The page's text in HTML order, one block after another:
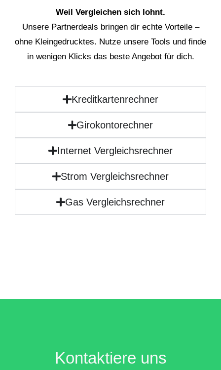
Weil Vergleichen sich lohnt.
Unsere Partnerdeals bringen dir echte Vorteile –
ohne Kleingedrucktes. Nutze unsere Tools und finde
in wenigen Klicks das beste Angebot für dich.
Kreditkartenrechner
Girokontorechner
Internet Vergleichsrechner
Strom Vergleichsrechner
Gas Vergleichsrechner
Kontaktiere uns